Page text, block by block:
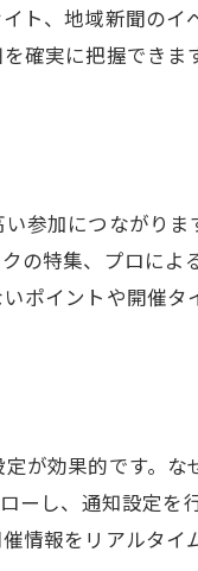
買取を目指すため
教える査定ポイン
で買取体験を満喫
催情報を見逃さず
買取イベントの魅
ト特典を活用しよう
開催で掘り出し物
ントの魅力とは
トで楽しむポイント
トが人気の理由
ト、地域新聞の
確実に把握でき
参加につながり
の特集、プロに
ポイントや開催
が効果的です。
ーし、通知設定
報をリアルタイ